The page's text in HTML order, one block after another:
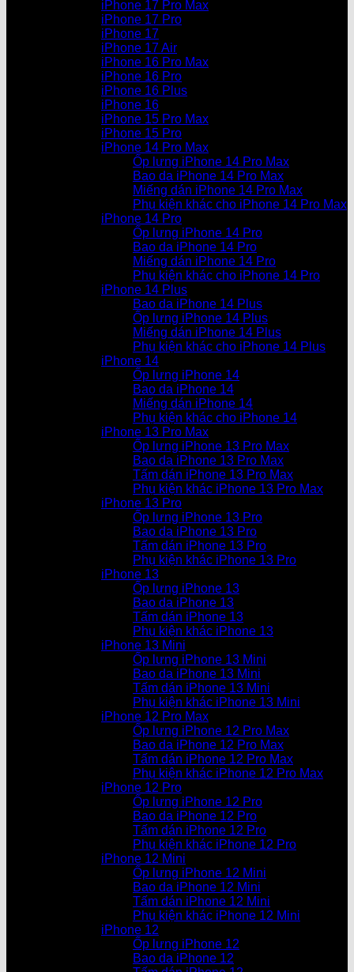
iPhone 17 Pro Max
iPhone 17 Pro
iPhone 17
iPhone 17 Air
iPhone 16 Pro Max
iPhone 16 Pro
iPhone 16 Plus
iPhone 16
iPhone 15 Pro Max
iPhone 15 Pro
iPhone 14 Pro Max
Ốp lưng iPhone 14 Pro Max
Bao da iPhone 14 Pro Max
Miếng dán iPhone 14 Pro Max
Phụ kiện khác cho iPhone 14 Pro Max
iPhone 14 Pro
Ốp lưng iPhone 14 Pro
Bao da iPhone 14 Pro
Miếng dán iPhone 14 Pro
Phụ kiện khác cho iPhone 14 Pro
iPhone 14 Plus
Bao da iPhone 14 Plus
Ốp lưng iPhone 14 Plus
Miếng dán iPhone 14 Plus
Phụ kiện khác cho iPhone 14 Plus
iPhone 14
Ốp lưng iPhone 14
Bao da iPhone 14
Miếng dán iPhone 14
Phụ kiện khác cho iPhone 14
iPhone 13 Pro Max
Ốp lưng iPhone 13 Pro Max
Bao da iPhone 13 Pro Max
Tấm dán iPhone 13 Pro Max
Phụ kiện khác iPhone 13 Pro Max
iPhone 13 Pro
Ốp lưng iPhone 13 Pro
Bao da iPhone 13 Pro
Tấm dán iPhone 13 Pro
Phụ kiện khác iPhone 13 Pro
iPhone 13
Ốp lưng iPhone 13
Bao da iPhone 13
Tấm dán iPhone 13
Phụ kiện khác iPhone 13
iPhone 13 Mini
Ốp lưng iPhone 13 Mini
Bao da iPhone 13 Mini
Tấm dán iPhone 13 Mini
Phụ kiện khác iPhone 13 Mini
iPhone 12 Pro Max
Ốp lưng iPhone 12 Pro Max
Bao da iPhone 12 Pro Max
Tấm dán iPhone 12 Pro Max
Phụ kiện khác iPhone 12 Pro Max
iPhone 12 Pro
Ốp lưng iPhone 12 Pro
Bao da iPhone 12 Pro
Tấm dán iPhone 12 Pro
Phụ kiện khác iPhone 12 Pro
iPhone 12 Mini
Ốp lưng iPhone 12 Mini
Bao da iPhone 12 Mini
Tấm dán iPhone 12 Mini
Phụ kiện khác iPhone 12 Mini
iPhone 12
Ốp lưng iPhone 12
Bao da iPhone 12